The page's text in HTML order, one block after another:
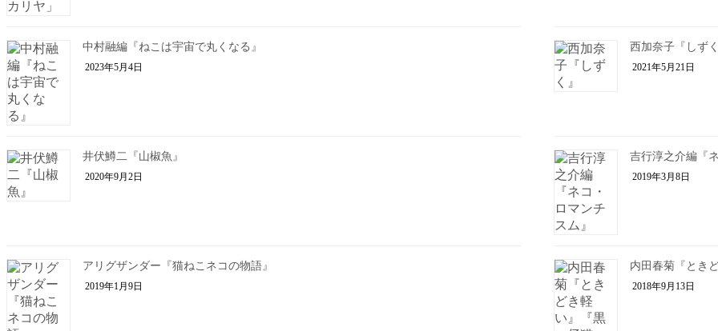
中村融編『ねこは宇宙で丸くなる』
2023年5月4日
西加奈子『しずく
2021年5月21日
井伏鱒二『山椒魚』
2020年9月2日
吉行淳之介編『
2019年3月8日
アリグザンダー『猫ねこネコの物語』
2019年1月9日
内田春菊『とき
2018年9月13日